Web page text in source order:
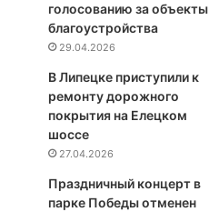
голосованию за объекты
благоустройства
29.04.2026
В Липецке приступили к
ремонту дорожного
покрытия на Елецком
шоссе
27.04.2026
Праздничный концерт в
парке Победы отменен